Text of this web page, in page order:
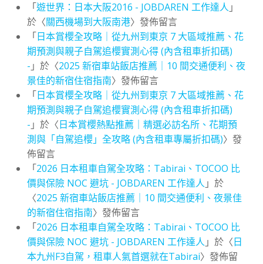
「遊世界：日本大阪2016 - JOBDAREN 工作達人 」
於〈關西機場到大阪南港〉發佈留言
「日本賞櫻全攻略｜從九州到東京 7 大區域推薦、花
期預測與親子自駕追櫻實測心得 (內含租車折扣碼)
- 」於〈2025 新宿車站飯店推薦｜10 間交通便利、夜
景佳的新宿住宿指南〉發佈留言
「日本賞櫻全攻略｜從九州到東京 7 大區域推薦、花
期預測與親子自駕追櫻實測心得 (內含租車折扣碼)
- 」於〈日本賞櫻熱點推薦｜精選必訪名所、花期預
測與「自駕追櫻」全攻略 (內含租車專屬折扣碼)〉發
佈留言
「2026 日本租車自駕全攻略：Tabirai、TOCOO 比
價與保險 NOC 避坑 - JOBDAREN 工作達人 」於
〈2025 新宿車站飯店推薦｜10 間交通便利、夜景佳
的新宿住宿指南〉發佈留言
「2026 日本租車自駕全攻略：Tabirai、TOCOO 比
價與保險 NOC 避坑 - JOBDAREN 工作達人 」於〈日
本九州F3自駕，租車人氣首選就在Tabirai〉發佈留